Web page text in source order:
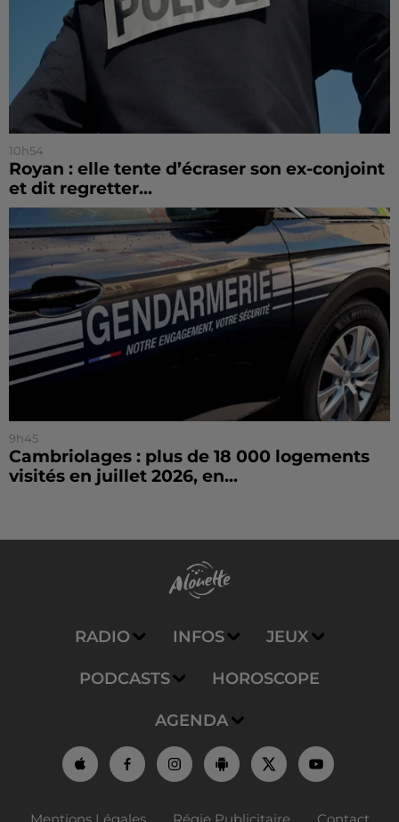
10h54
Royan : elle tente d’écraser son ex-conjoint
et dit regretter...
9h45
Cambriolages : plus de 18 000 logements
visités en juillet 2026, en...
RADIO INFOS JEUX
PODCASTS HOROSCOPE
AGENDA